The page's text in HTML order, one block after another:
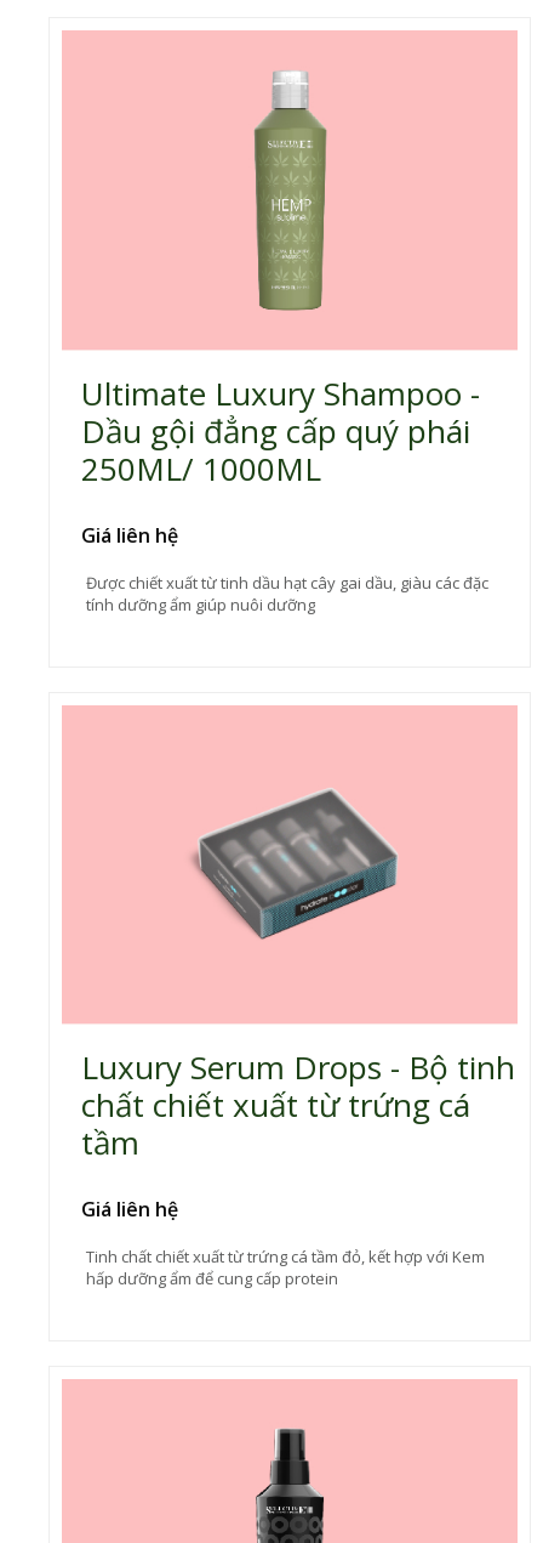
Ultimate Luxury Shampoo -
Dầu gội đẳng cấp quý phái
250ML/ 1000ML
Giá liên hệ
Được chiết xuất từ tinh dầu hạt cây gai dầu, giàu các đặc
tính dưỡng ẩm giúp nuôi dưỡng
Luxury Serum Drops - Bộ tinh
chất chiết xuất từ trứng cá
tầm
Giá liên hệ
Tinh chất chiết xuất từ trứng cá tầm đỏ, kết hợp với Kem
hấp dưỡng ẩm để cung cấp protein